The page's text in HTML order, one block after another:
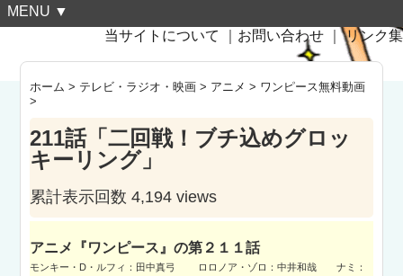
MENU ▼
当サイトについて
お問い合わせ ｜リンク集
ホーム > テレビ・ラジオ・映画 > アニメ > ワンピース無料動画
>
211話「二回戦！ブチ込めグロッ
キーリング」
累計表示回数 4,194 views
アニメ『ワンピース』の第２１１話
モンキー・D・ルフィ：田中真弓 ロロノア・ゾロ：中井和哉 ナミ：